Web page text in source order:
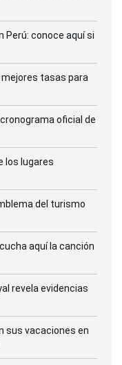
Perú: conoce aquí si
mejores tasas para
oficial de
los lugares
del turismo
aquí la canción
revela evidencias
sus vacaciones en